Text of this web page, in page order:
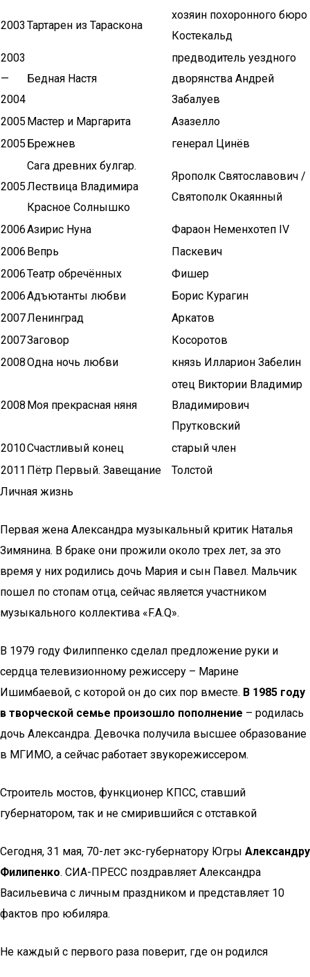
2003 Тартарен из Тараскона
хозяин похоронного бюро
Костекальд
2003
—
2004
Бедная Настя
предводитель уездного
дворянства Андрей
Забалуев
2005 Мастер и Маргарита
Азазелло
2005 Брежнев генерал Цинёв
2005
Сага древних булгар.
Лествица Владимира
Красное Солнышко
Ярополк Святославович /
Святополк Окаянный
2006Азирис Нуна
Фараон Неменхотеп IV
2006 Вепрь
Паскевич
2006Театр обречённых
Фишер
2006Адъютанты любви
Борис Курагин
2007Ленинград
Аркатов
2007Заговор
Косоротов
2008Одна ночь любви князь Илларион Забелин
2008 Моя прекрасная няня
отец Виктории Владимир
Владимирович
Прутковский
2010Счастливый конец
старый член
2011 Пётр Первый. Завещание
Толстой
Личная жизнь
Первая жена Александра музыкальный критик Наталья
Зимянина. В браке они прожили около трех лет, за это
время у них родились дочь Мария и сын Павел. Мальчик
пошел по стопам отца, сейчас является участником
музыкального коллектива «F.A.Q».
В 1979 году Филиппенко сделал предложение руки и
сердца телевизионному режиссеру – Марине
Ишимбаевой, с которой он до сих пор вместе. В 1985 году
в творческой семье произошло пополнение – родилась
дочь Александра. Девочка получила высшее образование
в МГИМО, а сейчас работает звукорежиссером.
​Строитель мостов, функционер КПСС, ставший
губернатором, так и не смирившийся с отставкой
Сегодня, 31 мая, 70-лет экс-губернатору Югры Александру
Филипенко. СИА-ПРЕСС поздравляет Александра
Васильевича с личным праздником и представляет 10
фактов про юбиляра.
Не каждый с первого раза поверит, где он родился